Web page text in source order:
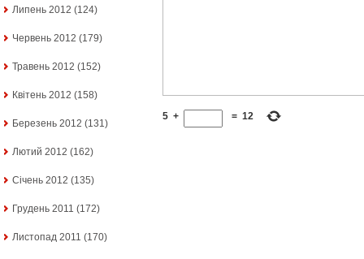
Липень 2012 (124)
Червень 2012 (179)
Травень 2012 (152)
Квітень 2012 (158)
Березень 2012 (131)
Лютий 2012 (162)
Січень 2012 (135)
Грудень 2011 (172)
Листопад 2011 (170)
5 + = 12